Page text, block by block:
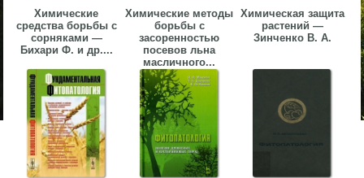
Химические
средства борьбы с
сорняками —
Бихари Ф. и др....
Химические методы
борьбы с
засоренностью
посевов льна
масличного...
Химическая защита
растений —
Зинченко В. А.